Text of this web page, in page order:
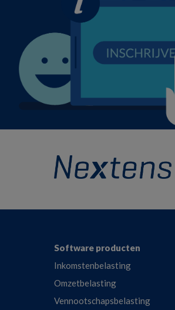
FooterSoftware producten
Inkomstenbelasting
Omzetbelasting
Vennootschapsbelasting